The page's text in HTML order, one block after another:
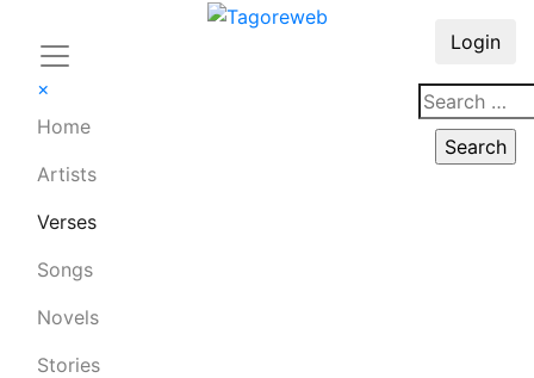
×
Home
Artists
Verses
Songs
Novels
Stories
Login